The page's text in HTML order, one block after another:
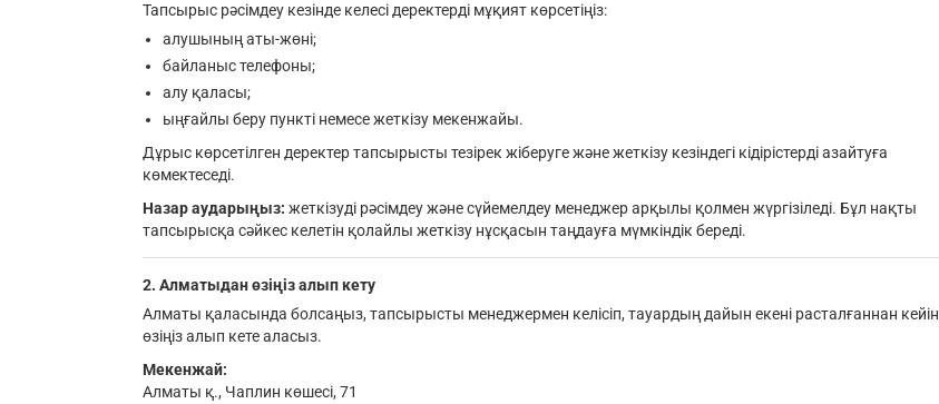
Тапсырыс рәсімдеу кезінде келесі деректерді мұқият көрсетіңіз:
алушының аты-жөні;
байланыс телефоны;
алу қаласы;
ыңғайлы беру пункті немесе жеткізу мекенжайы.
Дұрыс көрсетілген деректер тапсырысты тезірек жіберуге және жеткізу кезіндегі кідірістерді азайтуға
көмектеседі.
Назар аударыңыз: жеткізуді рәсімдеу және сүйемелдеу менеджер арқылы қолмен жүргізіледі. Бұл нақты
тапсырысқа сәйкес келетін қолайлы жеткізу нұсқасын таңдауға мүмкіндік береді.
2. Алматыдан өзіңіз алып кету
Алматы қаласында болсаңыз, тапсырысты менеджермен келісіп, тауардың дайын екені расталғаннан кейін
өзіңіз алып кете аласыз.
Мекенжай:
Алматы қ., Чаплин көшесі, 71